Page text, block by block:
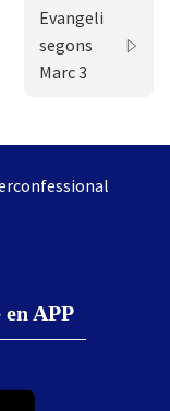
Evangeli
segons
Marc 3
APP